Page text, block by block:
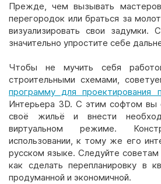
Прежде, чем вызывать мастеров
перегородок или браться за
визуализировать свои задумки.
значительно упростите себе
Чтобы не мучить себя
строительными схемами,
программу для проектирования
Интерьера 3D. С этим софтом вы
своё жильё и внести
виртуальном режиме.
использовании, к тому же его
русском языке. Следуйте
как сделать перепланировку в
продуманной и экономичной.